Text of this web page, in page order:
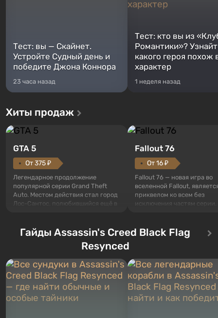
Тест: вы — Скайнет.
Устройте Судный день и
победите Джона Коннора
23 часа назад
Тест: кто вы из
Романтики»?
какого героя похож
характер
1 неделя назад
Хиты продаж
GTA 5
От 375 ₽
Легендарное продолжение
популярной серии Grand Theft
Auto. Местом действия стал город
Лос-Сантос, полюбившийся ещё в
сразу трех персонажей: Майкла,
Тревора и Франклина, между
Жанр и...
Fallout 76
От 16 ₽
Fallout 76 — новая игра во
вселенной Fallout,
приквелом ко всем без
исключения частям серии.
Оно же, по задумке
Vault-Tec, должно
Место действия Fallout...
Гайды Assassin's Creed Black Flag
Resynced